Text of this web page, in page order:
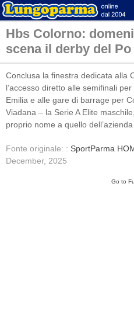
Hbs Colorno:
scena il derby del Po
Conclusa la finestra dedicata alla
l’accesso diretto alle semifinali
Emilia e alle gare di barrage per
Viadana – la Serie A Elite
proprio nome a quello
Fonte originale: : SportParma
December, 2025
Go to